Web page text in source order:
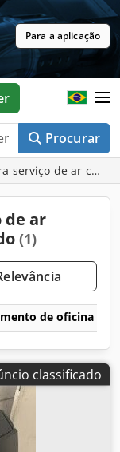
Para a aplicação
Procurar
serviço de ar
de ar
(1)
de oficina
classificado